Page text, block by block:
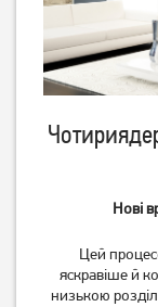
Телевізор Philips
40 369 грн
Нові
Цей
яскравіше й
низькою